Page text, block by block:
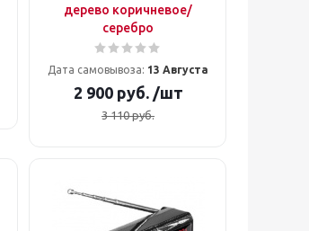
дерево коричневое/
серебро
Дата самовывоза: 13 Августа
2 900руб. /шт
3 110руб.